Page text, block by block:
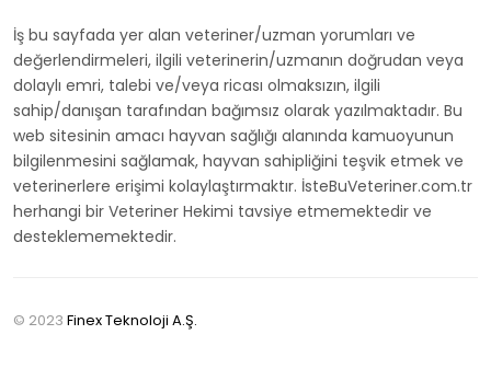
İş bu sayfada yer alan veteriner/uzman yorumları ve
değerlendirmeleri, ilgili veterinerin/uzmanın doğrudan veya
dolaylı emri, talebi ve/veya ricası olmaksızın, ilgili
sahip/danışan tarafından bağımsız olarak yazılmaktadır. Bu
web sitesinin amacı hayvan sağlığı alanında kamuoyunun
bilgilenmesini sağlamak, hayvan sahipliğini teşvik etmek ve
veterinerlere erişimi kolaylaştırmaktır. İsteBuVeteriner.com.tr
herhangi bir Veteriner Hekimi tavsiye etmemektedir ve
desteklememektedir.
© 2023 Finex Teknoloji A.Ş.